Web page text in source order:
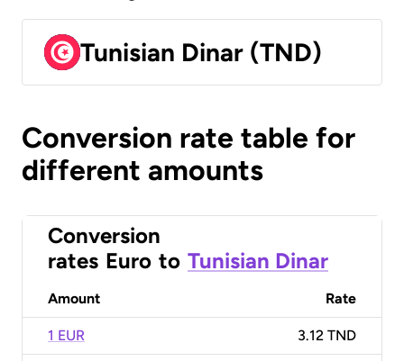
Tunisian Dinar (TND)
Conversion rate table for
different amounts
Conversion
rates Euro to Tunisian Dinar
Amount Rate
1 EUR 3.12 TND